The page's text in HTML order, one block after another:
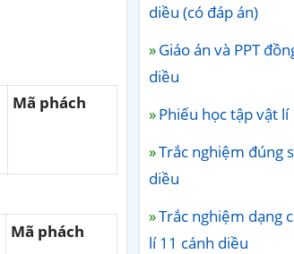
Mã phách
Mã phách
diều (có đáp án)
Giáo án và PPT
diều
Phiếu học tập vật lí
Trắc nghiệm đúng
diều
Trắc nghiệm dạng
lí 11 cánh diều